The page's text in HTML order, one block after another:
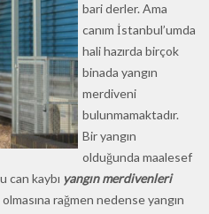
bari derler. Ama
canım İstanbul’umda
hali hazırda birçok
binada yangın
merdiveni
bulunmamaktadır.
Bir yangın
olduğunda maalesef
can kaybı yangın merdivenleri
rağmen nedense yangın